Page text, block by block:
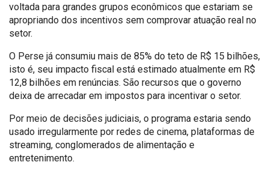
voltada para grandes grupos econômicos que estariam se
apropriando dos incentivos sem comprovar atuação real no
setor.
O Perse já consumiu mais de 85% do teto de R$ 15 bilhões,
isto é, seu impacto fiscal está estimado atualmente em R$
12,8 bilhões em renúncias. São recursos que o governo
deixa de arrecadar em impostos para incentivar o setor.
Por meio de decisões judiciais, o programa estaria sendo
usado irregularmente por redes de cinema, plataformas de
streaming, conglomerados de alimentação e
entretenimento.